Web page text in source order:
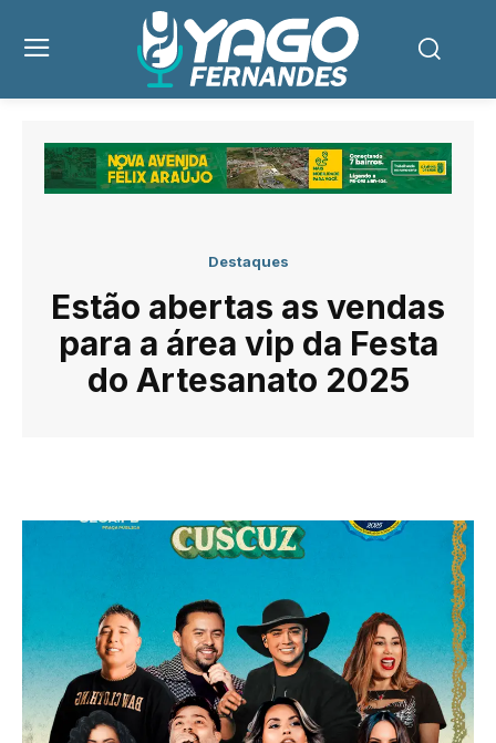
Destaques
Estão abertas as vendas
para a área vip da Festa
do Artesanato 2025